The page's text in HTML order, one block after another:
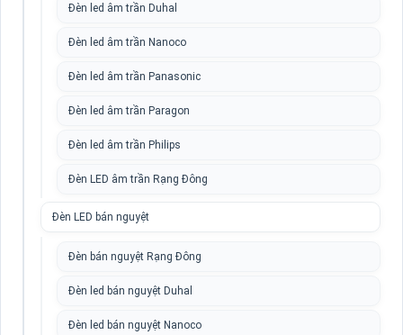
Đèn led âm trần Duhal
Đèn led âm trần Nanoco
Đèn led âm trần Panasonic
Đèn led âm trần Paragon
Đèn led âm trần Philips
Đèn LED âm trần Rạng Đông
Đèn LED bán nguyệt
Đèn bán nguyệt Rạng Đông
Đèn led bán nguyệt Duhal
Đèn led bán nguyệt Nanoco